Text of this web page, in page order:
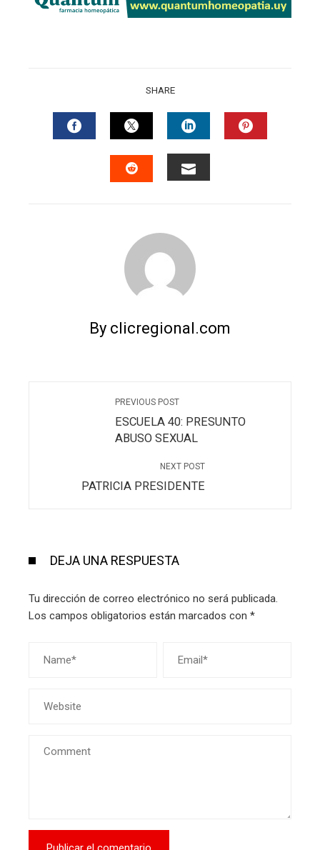
SHARE
FACEBOOKTWITTERLINKEDIN
By clicregional.com
PREVIOUS POST
ESCUELA 40: PRESUNTO
ABUSO SEXUAL
NEXT POST
PATRICIA PRESIDENTE
DEJA UNA RESPUESTA
Tu dirección de correo electrónico no será publicada.
Los campos obligatorios están marcados con *